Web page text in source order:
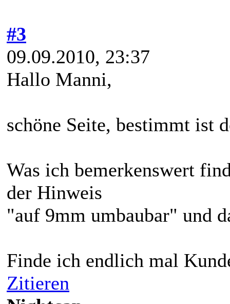
#3
09.09.2010, 23:37
Hallo Manni,
schöne Seite, bestimmt ist
Was ich bemerkenswert
der Hinweis
"auf 9mm umbaubar" und
Finde ich endlich mal
Zitieren